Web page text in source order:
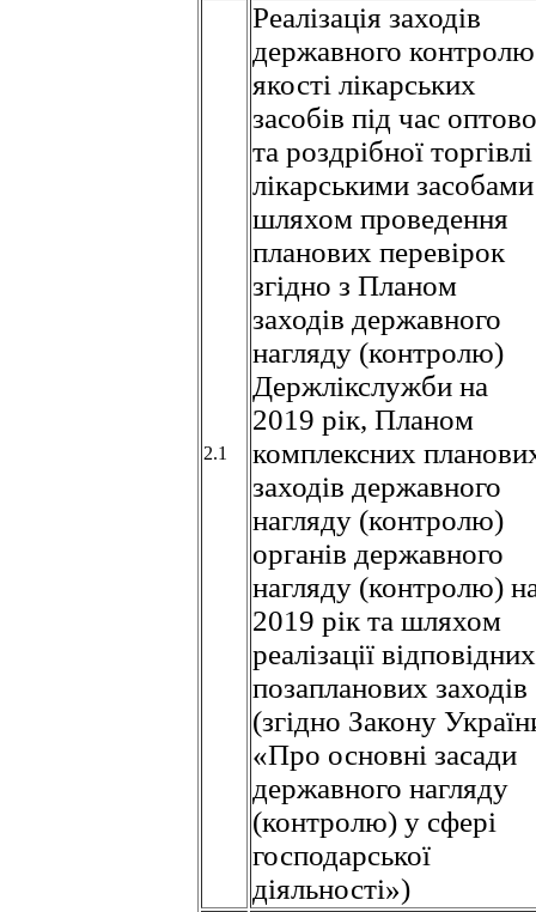
2.1
Реалізація заходів
державного контролю
якості лікарських
засобів під час
та роздрібної торгівлі
лікарськими
шляхом проведення
планових перевірок
згідно з Планом
заходів державного
нагляду (контролю)
Держлікслужби на
2019 рік, Планом
комплексних
заходів державного
нагляду (контролю)
органів державного
нагляду (контролю)
2019 рік та шляхом
реалізації відповідних
позапланових заходів
(згідно Закону
«Про основні засади
державного нагляду
(контролю) у сфері
господарської
діяльності»)